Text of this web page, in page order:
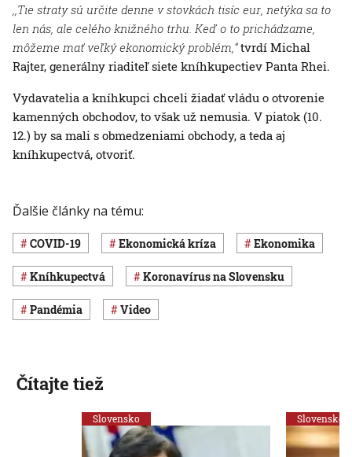
,,Tie straty sú určite denne v stovkách tisíc eur, netýka sa to
len nás, ale celého knižného trhu. Keď o to prichádzame,
môžeme mať veľký ekonomický problém,“tvrdí Michal
Rajter, generálny riaditeľ siete kníhkupectiev Panta Rhei.
Vydavatelia a kníhkupci chceli žiadať vládu o otvorenie
kamenných obchodov, to však už nemusia. V piatok (10.
12.) by sa mali s obmedzeniami obchody, a teda aj
kníhkupectvá, otvoriť.
Ďalšie články na tému:
COVID-19 ekonomická kríza ekonomika
kníhkupectvá koronavírus na Slovensku
pandémia Video
Čítajte tiež
Slovensko Slovensko